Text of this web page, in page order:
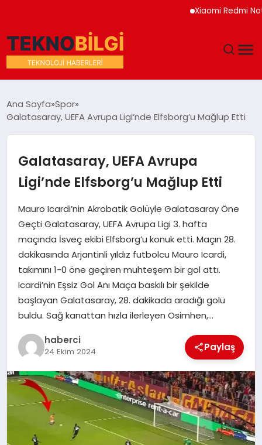
Xiaomi Redmi Note
EĞITIM
EKONOMI
MAGAZIN
SAĞLIK
SIYASET
SPOR
TEKNOLOJI
Ana Sayfa Spor
Galatasaray, UEFA Avrupa Ligi’nde Elfsborg’u Mağlup Etti
Galatasaray, UEFA Avrupa
Ligi’nde Elfsborg’u Mağlup Etti
Mauro Icardi’nin Akrobatik Golüyle Galatasaray Öne
Geçti Galatasaray, UEFA Avrupa Ligi 3. hafta
maçında İsveç ekibi Elfsborg’u konuk etti. Maçın 28.
dakikasında Arjantinli yıldız futbolcu Mauro Icardi,
takımını 1-0 öne geçiren muhteşem bir gol attı.
Icardi’nin Eşsiz Gol Anı Maça baskılı bir şekilde
başlayan Galatasaray, 28. dakikada aradığı golü
buldu. Sağ kanattan hızla ilerleyen Osimhen,…
haberci
24 Ekim 2024 Paylaş